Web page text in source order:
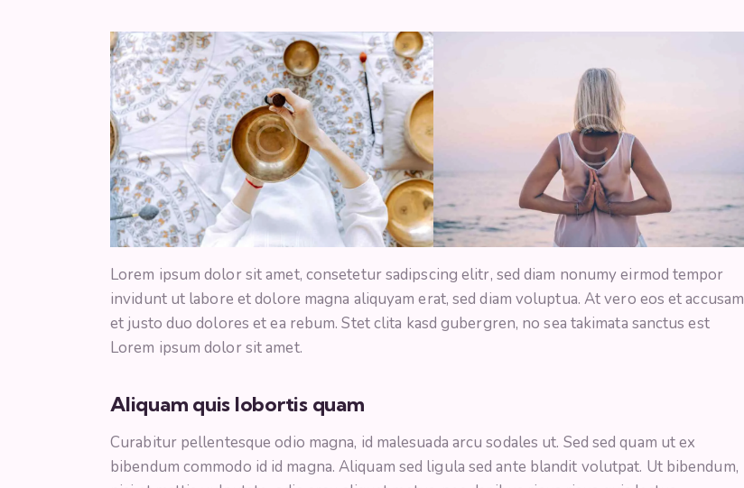
Lorem ipsum dolor sit amet, consetetur sadipscing elitr, sed diam nonumy eirmod tempor
invidunt ut labore et dolore magna aliquyam erat, sed diam voluptua. At vero eos et accusam
et justo duo dolores et ea rebum. Stet clita kasd gubergren, no sea takimata sanctus est
Lorem ipsum dolor sit amet.
Aliquam quis lobortis quam
Curabitur pellentesque odio magna, id malesuada arcu sodales ut. Sed sed quam ut ex
bibendum commodo id id magna. Aliquam sed ligula sed ante blandit volutpat. Ut bibendum,